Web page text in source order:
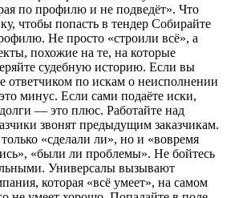
по профилю и не подведёт». Что
чтобы попасть в тендер Собирайте
Не просто «строили всё», а
похожие на те, на которые
судебную историю. Если вы
ответчиком по искам о неисполнении
минус. Если сами подаёте иски,
— это плюс. Работайте над
звонят предыдущим заказчикам.
«сделали ли», но и «вовремя
«были ли проблемы». Не бойтесь
Универсалы вызывают
которая «всё умеет», на самом